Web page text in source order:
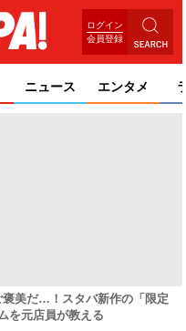
ログイン
会員登録
ニュース エンタメ
褒美だ…！スタバ新作の「限定
を元店員が教える